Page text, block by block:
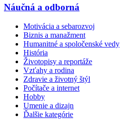
Náučná a odborná
Motivácia a sebarozvoj
Biznis a manažment
Humanitné a spoločenské vedy
História
Životopisy a reportáže
Vzťahy a rodina
Zdravie a životný štýl
Počítače a internet
Hobby
Umenie a dizajn
Ďalšie kategórie